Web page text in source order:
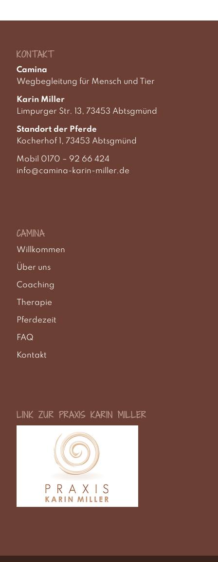
KONTAKT
Camina
Wegbegleitung für Mensch und Tier
Karin Miller
Limpurger Str. 13, 73453 Abtsgmünd
Standort der Pferde
Kocherhof 1, 73453 Abtsgmünd
Mobil 0170 – 92 66 424
info@camina-karin-miller.de
CAMINA
Willkommen
Über uns
Coaching
Therapie
Pferdezeit
FAQ
Kontakt
LINK ZUR PRAXIS KARIN MILLER